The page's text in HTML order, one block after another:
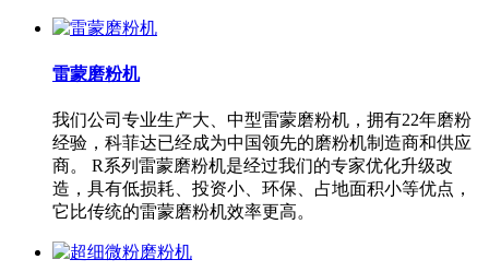
雷蒙磨粉机
我们公司专业生产大、中型雷蒙磨粉机，拥有22年磨粉
经验，科菲达已经成为中国领先的磨粉机制造商和供应
商。 R系列雷蒙磨粉机是经过我们的专家优化升级改
造，具有低损耗、投资小、环保、占地面积小等优点，
它比传统的雷蒙磨粉机效率更高。